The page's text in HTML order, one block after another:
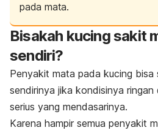
pada mata.
Bisakah kucing sakit
sendiri?
Penyakit mata pada kucing bisa
sendirinya jika kondisinya
serius yang mendasarinya.
Karena hampir semua penyakit